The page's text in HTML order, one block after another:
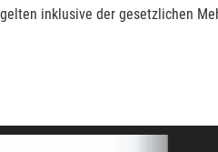
inklusive der gesetzlichen